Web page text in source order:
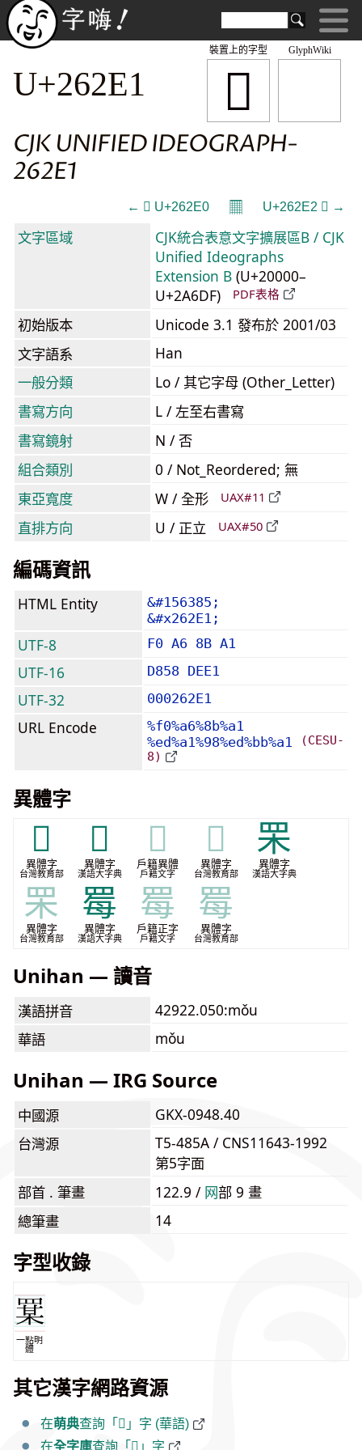
GlyphWiki
𦋡
裝置上的字型
U+262E1
CJK UNIFIED IDEOGRAPH-
262E1
← 𦋠 U+262E0 𝄜 U+262E2 𦋢 →
文字區域
CJK統合表意文字擴展區B / CJK
Unified Ideographs
Extension B (U+20000–
U+2A6DF)
PDF表格
初始版本
Unicode 3.1 發布於 2001/03
文字語系
Han
一般分類
Lo / 其它字母 (Other_Letter)
書寫方向
L / 左至右書寫
書寫鏡射
N / 否
組合類別
0 / Not_Reordered; 無
東亞寬度
W / 全形 UAX#11
直排方向 U / 正立 UAX#50
編碼資訊
HTML Entity
&#156385;
&#x262E1;
UTF-8 F0 A6 8B A1
UTF-16 D858 DEE1
UTF-32 000262E1
URL Encode
%f0%a6%8b%a1
%ed%a1%98%ed%bb%a1
(CESU-
8)
異體字
𦊎
異體字
台灣教育部
𦊏
異體字
漢語大字典
𦊏
戶籍異體
戶籍文字
𦊏
異體字
台灣教育部
䍒
異體字
漢語大字典
䍒
異體字
台灣教育部
䍙
異體字
漢語大字典
䍙
戶籍正字
戶籍文字
䍙
異體字
台灣教育部
Unihan — 讀音
漢語拼音
42922.050:mǒu
華語
mǒu
Unihan — IRG Source
中國源
GKX-0948.40
台灣源
T5-485A / CNS11643-1992
第5字面
部首 . 筆畫
122.9 / ⽹部 9 畫
總筆畫
14
字型收錄
一點明
體
其它漢字網路資源
在萌典查詢「𦋡」字 (華語)
在全字庫查詢「𦋡」字